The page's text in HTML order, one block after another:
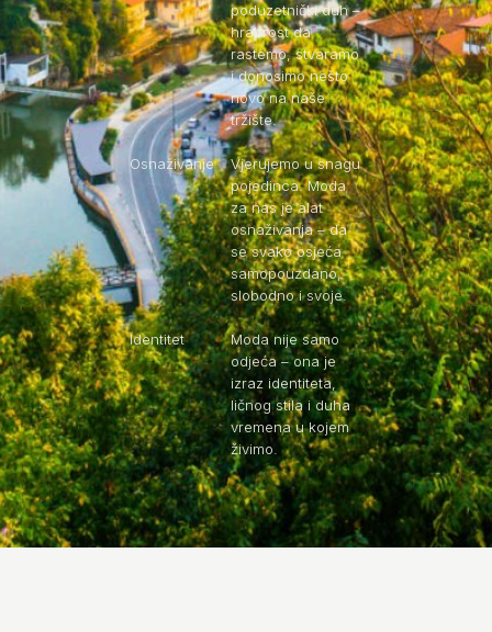
poduzetnički duh –
hrabrost da
rastemo, stvaramo
i donosimo nešto
novo na naše
tržište.
Osnaživanje
Vjerujemo u snagu
pojedinca. Moda
za nas je alat
osnaživanja – da
se svako osjeća
samopouzdano,
slobodno i svoje.
Identitet
Moda nije samo
odjeća – ona je
izraz identiteta,
ličnog stila i duha
vremena u kojem
živimo.